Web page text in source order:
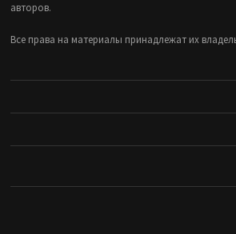
авторов.
Все права на материалы принадлежат их